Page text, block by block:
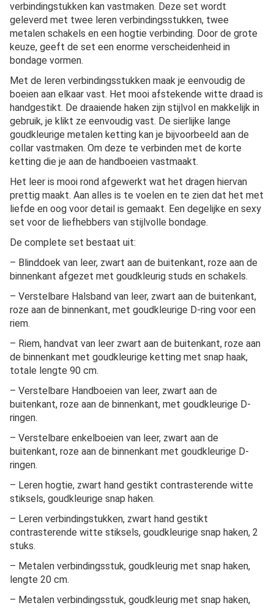
verbindingstukken kan vastmaken. Deze set wordt
geleverd met twee leren verbindingsstukken, twee
metalen schakels en een hogtie verbinding. Door de grote
keuze, geeft de set een enorme verscheidenheid in
bondage vormen.
Met de leren verbindingsstukken maak je eenvoudig de
boeien aan elkaar vast. Het mooi afstekende witte draad is
handgestikt. De draaiende haken zijn stijlvol en makkelijk in
gebruik, je klikt ze eenvoudig vast. De sierlijke lange
goudkleurige metalen ketting kan je bijvoorbeeld aan de
collar vastmaken. Om deze te verbinden met de korte
ketting die je aan de handboeien vastmaakt.
Het leer is mooi rond afgewerkt wat het dragen hiervan
prettig maakt. Aan alles is te voelen en te zien dat het met
liefde en oog voor detail is gemaakt. Een degelijke en sexy
set voor de liefhebbers van stijlvolle bondage.
De complete set bestaat uit:
– Blinddoek van leer, zwart aan de buitenkant, roze aan de
binnenkant afgezet met goudkleurig studs en schakels.
– Verstelbare Halsband van leer, zwart aan de buitenkant,
roze aan de binnenkant, met goudkleurige D-ring voor een
riem.
– Riem, handvat van leer zwart aan de buitenkant, roze aan
de binnenkant met goudkleurige ketting met snap haak,
totale lengte 90 cm.
– Verstelbare Handboeien van leer, zwart aan de
buitenkant, roze aan de binnenkant, met goudkleurige D-
ringen.
– Verstelbare enkelboeien van leer, zwart aan de
buitenkant, roze aan de binnenkant met goudkleurige D-
ringen.
– Leren hogtie, zwart hand gestikt contrasterende witte
stiksels, goudkleurige snap haken.
– Leren verbindingstukken, zwart hand gestikt
contrasterende witte stiksels, goudkleurige snap haken, 2
stuks.
– Metalen verbindingsstuk, goudkleurig met snap haken,
lengte 20 cm.
– Metalen verbindingsstuk, goudkleurig met snap haken,